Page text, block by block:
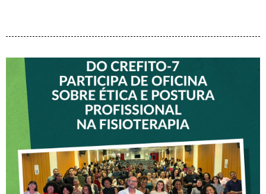
VICE-PRESIDENTE DO
CREFITO-7 PARTICIPA DE
OFICINA SOBRE ÉTICA E
POSTURA PROFISSIONAL
NA FISIOTERAPIA